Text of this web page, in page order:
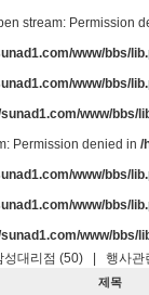
stream: Permission
www/bbs/
www/bbs/
www/bbs/
Permission denied in /
www/bbs/
www/bbs/
www/bbs/
성대리점 (50) 행사관
제목